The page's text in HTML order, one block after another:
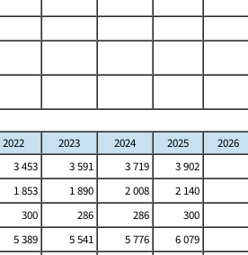
2022 2023 2024 2025
2026
3 453 3 591 3 719
3 902
1 853 1 890 2 008
2 140
300 286 286
300
5 389 5 541 5 776
6 079